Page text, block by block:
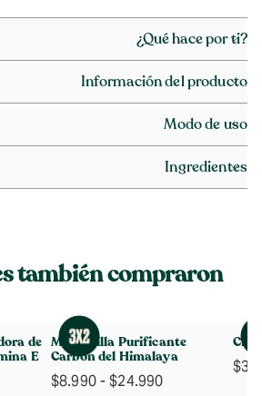
¿Qué hace por ti?
Información del producto
Modo de uso
Ingredientes
también compraron
de
E
Mascarilla Purificante
Carbón del Himalaya
$8.990- $24.990Rango
$